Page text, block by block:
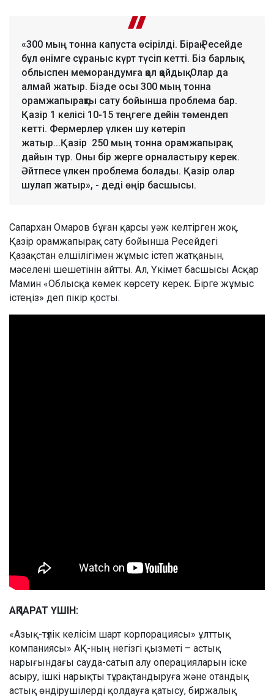
«300 мың тонна капуста өсірілді. Бірақ Ресейде
бұл өнімге сұраныс күрт түсіп кетті. Біз барлық
облыспен меморандумға қол қойдық. Олар да
алмай жатыр. Бізде осы 300 мың тонна
орамжапырақты сату бойынша проблема бар.
Қазір 1 келісі 10-15 теңгеге дейін төмендеп
кетті. Фермерлер үлкен шу көтеріп
жатыр...Қазір 250 мың тонна орамжапырақ
дайын тұр. Оны бір жерге орналастыру керек.
Әйтпесе үлкен проблема болады. Қазір олар
шулап жатыр», - деді өңір басшысы.
Сапархан Омаров бұған қарсы уәж келтірген жоқ.
Қазір орамжапырақ сату бойынша Ресейдегі
Қазақстан елшілігімен жұмыс істеп жатқанын,
мәселені шешетінін айтты. Ал, Үкімет басшысы Асқар
Мамин «Облысқа көмек көрсету керек. Бірге жұмыс
істеңіз» деп пікір қосты.
АҚПАРАТ ҮШІН:
«Азық-түлік келісім шарт корпорациясы» ұлттық
компаниясы» АҚ-ның негізгі қызметі – астық
нарығындағы сауда-сатып алу операцияларын іске
асыру, ішкі нарықты тұрақтандыруға және отандық
астық өндірушілерді қолдауға қатысу, биржалық